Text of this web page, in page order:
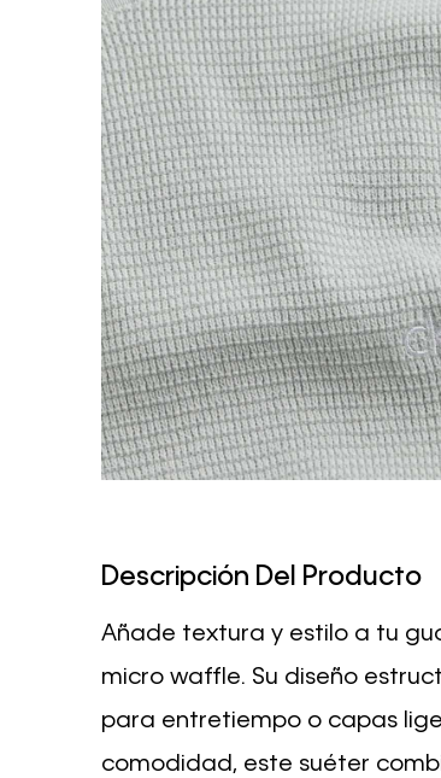
Descripción Del Producto
Añade textura y estilo a tu
micro waffle. Su diseño
para entretiempo o capas
comodidad, este suéter